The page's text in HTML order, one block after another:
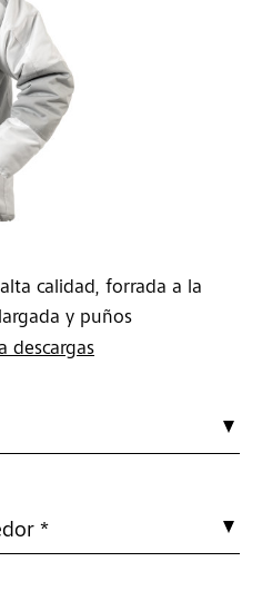
calidad, forrada a la
y puños
descargas
*